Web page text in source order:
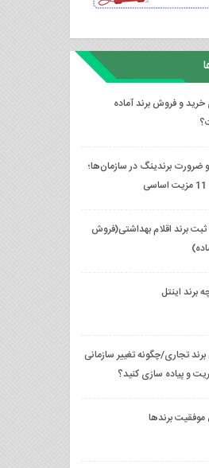
خرید و فروش برند آماده
ضرورت برندینگ در سازمان‌ها؛
برند اقلام بهداشتی(فروش
برند اینتل
تجاری/چگونه تغییر سازمانی
و پیاده سازی کنید؟
موفقیت برندها